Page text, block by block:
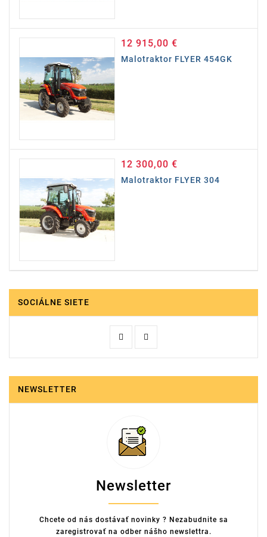
12 915,00 €Cena
Malotraktor FLYER 454GK
12 300,00 €Cena
Malotraktor FLYER 304
SOCIÁLNE SIETE
NEWSLETTER
Newsletter
Chcete od nás dostávať novinky ? Nezabudnite sa
zaregistrovať na odber nášho newslettra.